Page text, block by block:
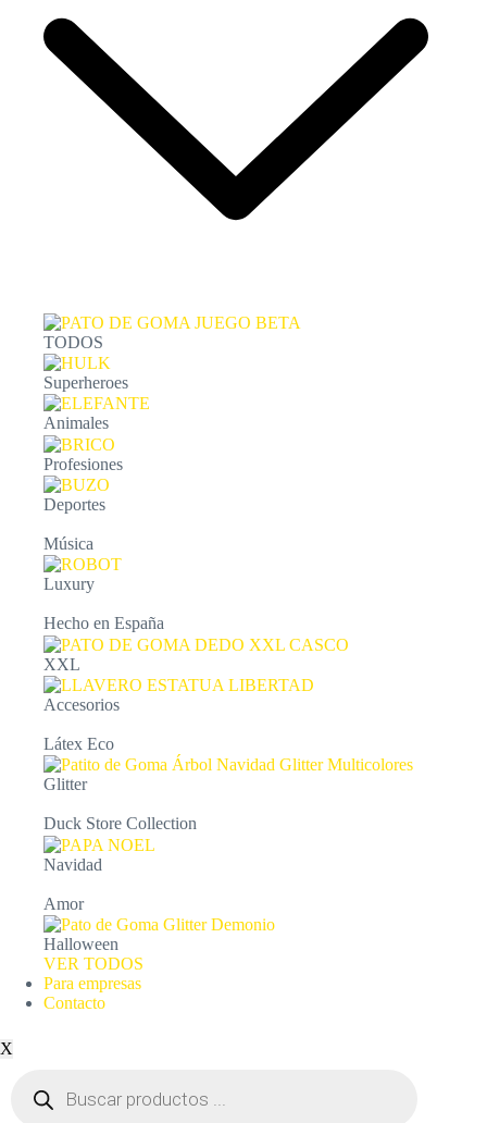
TODOS
Superheroes
Animales
Profesiones
Deportes
Música
Luxury
Hecho en España
XXL
Accesorios
Látex Eco
Glitter
Duck Store Collection
Navidad
Amor
Halloween
VER TODOS
Para empresas
Contacto
X
productos